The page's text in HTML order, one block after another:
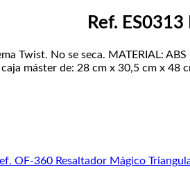
Ref.
Twist. No se seca. MATERIAL:
máster de: 28 cm x 30,5 cm x 48